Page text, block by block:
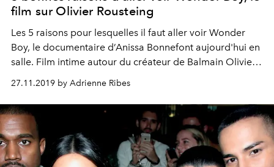
film sur Olivier Rousteing
Les 5 raisons pour lesquelles il faut aller voir Wonder
Boy, le documentaire d’Anissa Bonnefont aujourd'hui en
salle. Film intime autour du créateur de Balmain Olivier
27.11.2019 by Adrienne Ribes